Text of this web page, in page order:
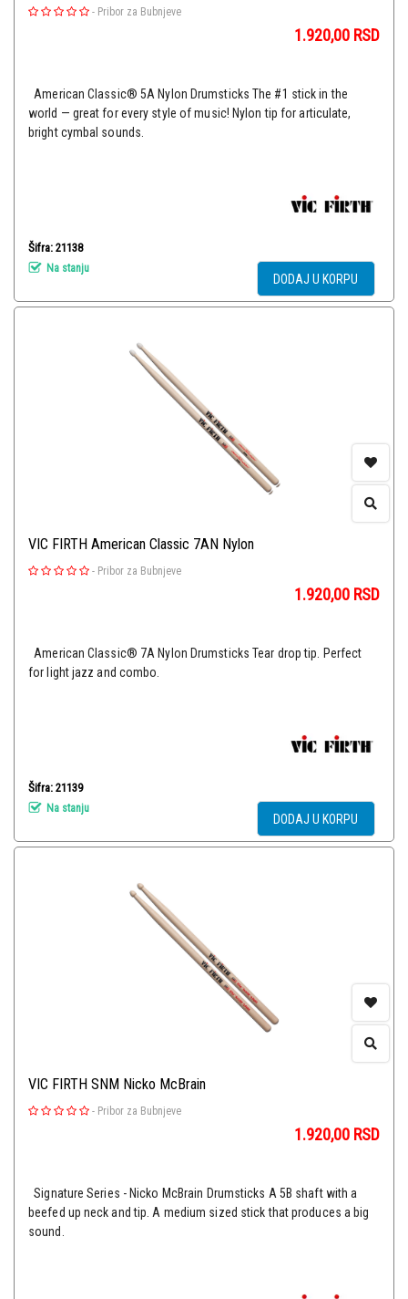
- Pribor za Bubnjeve
1.920,00 RSD
American Classic® 5A Nylon Drumsticks The #1 stick in the
world — great for every style of music! Nylon tip for articulate,
bright cymbal sounds.
Šifra: 21138
Na stanju
DODAJ U KORPU
VIC FIRTH American Classic 7AN Nylon
- Pribor za Bubnjeve
1.920,00 RSD
American Classic® 7A Nylon Drumsticks Tear drop tip. Perfect
for light jazz and combo.
Šifra: 21139
Na stanju
DODAJ U KORPU
VIC FIRTH SNM Nicko McBrain
- Pribor za Bubnjeve
1.920,00 RSD
Signature Series - Nicko McBrain Drumsticks A 5B shaft with a
beefed up neck and tip. A medium sized stick that produces a big
sound.